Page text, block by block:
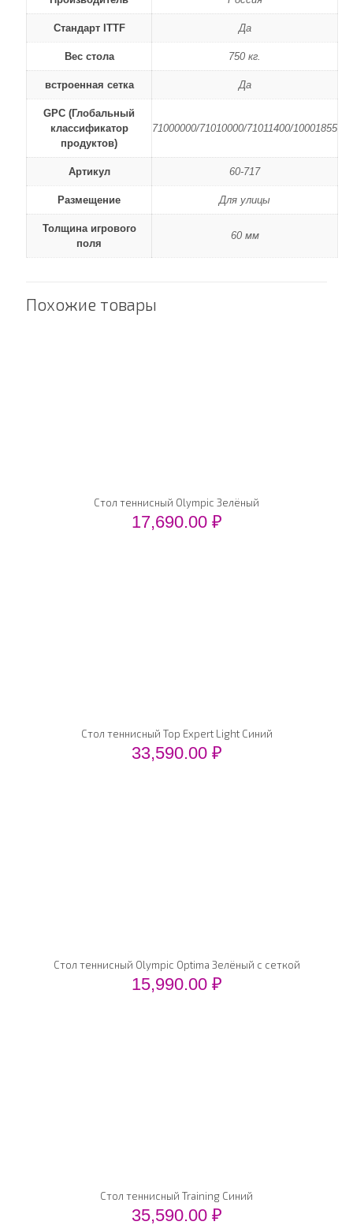
Стандарт ITTF Да
Вес стола 750 кг.
встроенная сетка Да
GPC (Глобальный
классификатор
продуктов)
71000000/71010000/71011400/10001855
Артикул 60-717
Размещение Для улицы
Толщина игрового
поля
60 мм
Похожие товары
Стол теннисный Olympic Зелёный
17,690.00 ₽
Стол теннисный Top Expert Light Синий
33,590.00 ₽
Стол теннисный Olympic Optima Зелёный с сеткой
15,990.00 ₽
Стол теннисный Training Синий
35,590.00 ₽